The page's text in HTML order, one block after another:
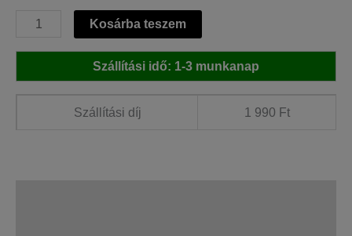
Recept
boldog
mennyiség
Kosárba teszem
Szállítási idő: 1-3 munkanap
Szállítási díj 1 990 Ft